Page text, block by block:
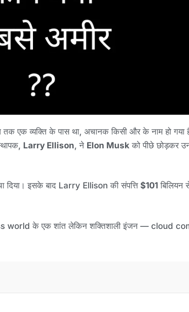
तक एक व्यक्ति के पास था, अचानक किसी और के नाम हो
Larry Ellison, ने Elon Musk को पीछे छोड़कर
दिया। इसके बाद Larry Ellison की संपत्ति $101 बिलियन
world के एक शांत लेकिन शक्तिशाली इंजन — cloud